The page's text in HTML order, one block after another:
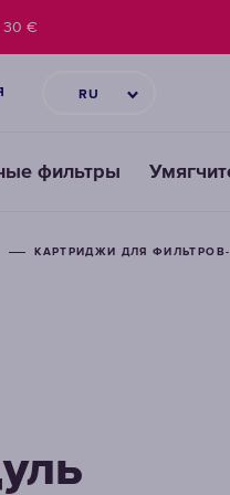
RU
фильтры
€
КАРТРИДЖИ ДЛЯ
КАРТРИДЖИ ДЛЯ